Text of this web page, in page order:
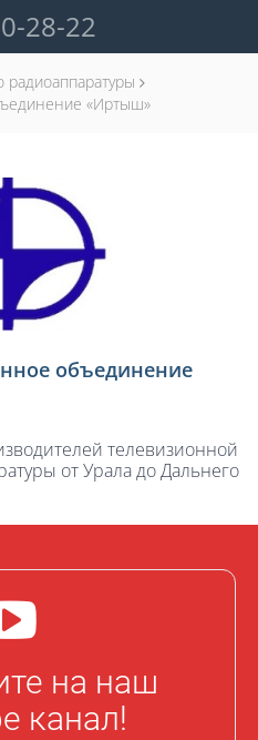
28-22
радиоаппаратуры
«Иртыш»
объединение
телевизионной
от Урала до Дальнего
на наш
канал!